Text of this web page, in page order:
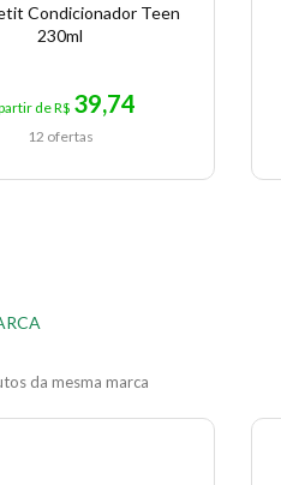
Condicionador Teen
230ml
de R$ 39,74
12 ofertas
da mesma marca